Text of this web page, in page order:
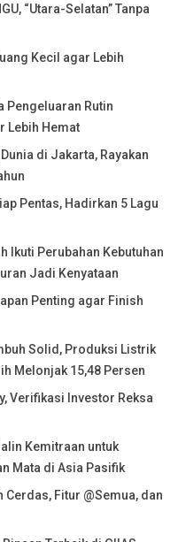
“Utara-Selatan” Tanpa
Kecil agar Lebih
Pengeluaran Rutin
Lebih Hemat
di Jakarta, Rayakan
Pentas, Hadirkan 5 Lagu
Ikuti Perubahan Kebutuhan
Jadi Kenyataan
Penting agar Finish
Solid, Produksi Listrik
Melonjak 15,48 Persen
Verifikasi Investor Reksa
Kemitraan untuk
Mata di Asia Pasifik
Fitur @Semua, dan